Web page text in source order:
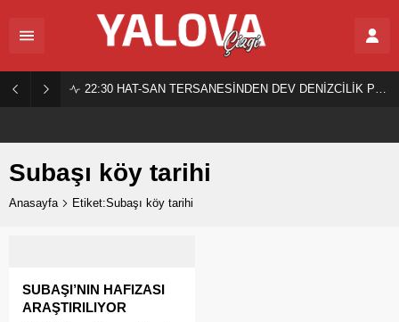
22:30 HAT-SAN TERSANESİNDEN DEV DENİZCİLİK PROJESİ!
Subaşı köy tarihi
Anasayfa Etiket:Subaşı köy tarihi
SUBAŞI’NIN HAFIZASI
ARAŞTIRILIYOR